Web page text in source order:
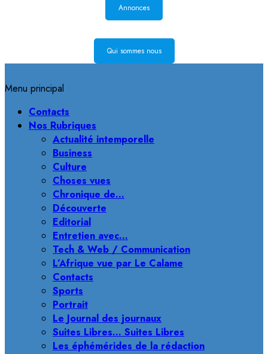
Annonces
Qui sommes nous
Menu principal
Contacts
Nos Rubriques
Actualité intemporelle
Business
Culture
Choses vues
Chronique de…
Découverte
Editorial
Entretien avec…
Tech & Web / Communication
L’Afrique vue par Le Calame
Contacts
Sports
Portrait
Le Journal des journaux
Suites Libres… Suites Libres
Les éphémérides de la rédaction